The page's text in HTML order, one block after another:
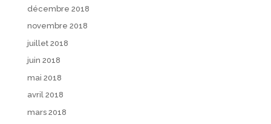
décembre 2018
novembre 2018
juillet 2018
juin 2018
mai 2018
avril 2018
mars 2018